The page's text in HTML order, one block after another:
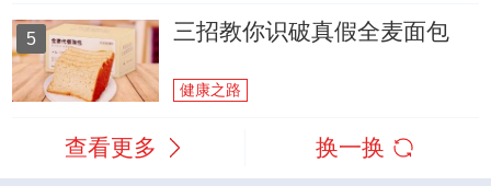
5 三招教你识破真假全麦面包
健康之路
查看更多 换一换